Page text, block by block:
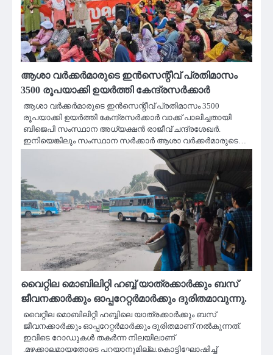
ആശാ വർക്കർമാരുടെ ഇൻസെന്റീവ് പ്രതിമാസം
3500 രൂപയാക്കി ഉയർത്തി കേന്ദ്രസർക്കാർ
ആശാ വർക്കർമാരുടെ ഇൻസെന്റീവ് പ്രതിമാസം 3500
രൂപയാക്കി ഉയർത്തി കേന്ദ്രസർക്കാർ വാക്ക് പാലിച്ചതായി
ബിജെപി സംസ്ഥാന അധ്യക്ഷൻ രാജീവ്‌ ചന്ദ്രശേഖർ.
ഇനിയെങ്കിലും സംസ്ഥാന സർക്കാർ ആശാ വർക്കർമാരുടെ…
വൈറ്റില മൊബിലിറ്റി ഹബ്ബ് യാത്രക്കാർക്കും ബസ്
ജീവനക്കാർക്കും ഓപ്പറേറ്റർമാർക്കും ദുരിതമാവുന്നു.
വൈറ്റില മൊബിലിറ്റി ഹബ്ബിലെ യാത്രക്കാർക്കും ബസ്
ജീവനക്കാർക്കും ഓപ്പറേറ്റർമാർക്കും ദുരിതമാണ് നൽകുന്നത്.
ഇവിടെ റോഡുകൾ തകർന്ന നിലയിലാണ്
.മഴക്കാലമായതോടെ പറയാനുമില്ല.കൊട്ടിഘോഷിച്ച്